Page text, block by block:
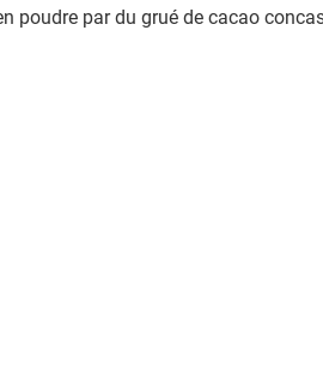
poudre par du grué de cacao